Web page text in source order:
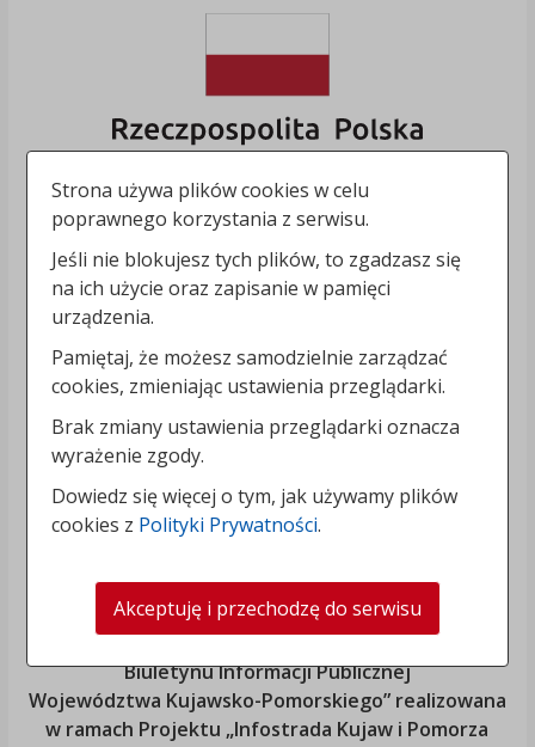
„Rozbudowa i modernizacja Systemu Regionalnego
Biuletynu Informacji Publicznej
Województwa Kujawsko-Pomorskiego” realizowana
w ramach Projektu „Infostrada Kujaw i Pomorza
Strona używa plików cookies w celu
poprawnego korzystania z serwisu.
Jeśli nie blokujesz tych plików, to zgadzasz się
na ich użycie oraz zapisanie w pamięci
urządzenia.
Pamiętaj, że możesz samodzielnie zarządzać
cookies, zmieniając ustawienia przeglądarki.
Brak zmiany ustawienia przeglądarki oznacza
wyrażenie zgody.
Dowiedz się więcej o tym, jak używamy plików
cookies z Polityki Prywatności.
Akceptuję i przechodzę do serwisu